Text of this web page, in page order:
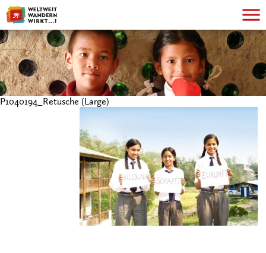
P1040194_Retusche (Large)